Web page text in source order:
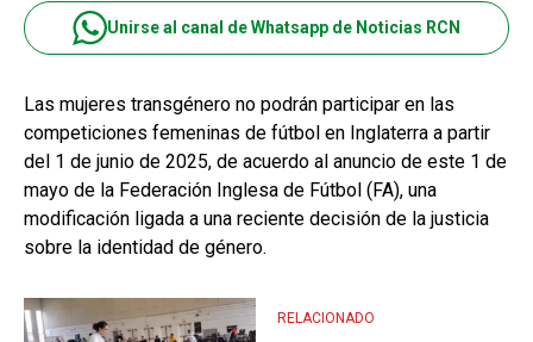
Unirse al canal de Whatsapp de Noticias RCN
Las mujeres transgénero no podrán participar en las
competiciones femeninas de fútbol en Inglaterra a partir
del 1 de junio de 2025, de acuerdo al anuncio de este 1 de
mayo de la Federación Inglesa de Fútbol (FA), una
modificación ligada a una reciente decisión de la justicia
sobre la identidad de género.
RELACIONADO